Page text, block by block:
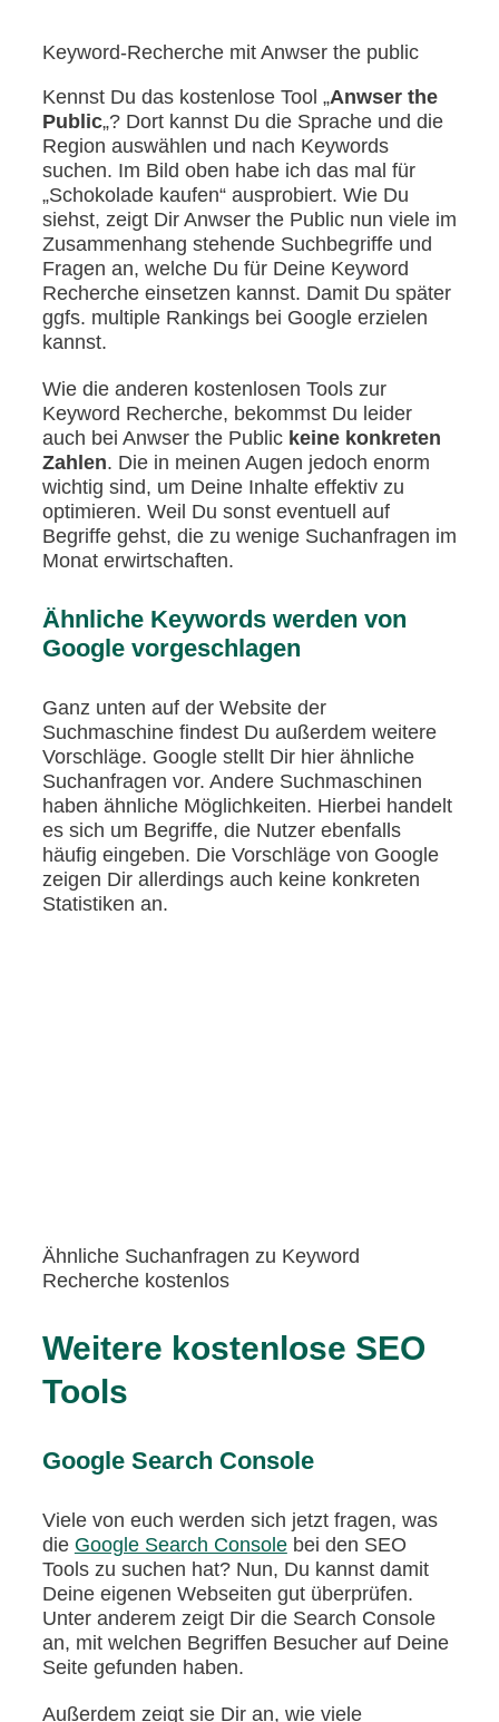
Keyword-Recherche mit Anwser the public
Kennst Du das kostenlose Tool „Anwser the
Public„? Dort kannst Du die Sprache und die
Region auswählen und nach Keywords
suchen. Im Bild oben habe ich das mal für
„Schokolade kaufen“ ausprobiert. Wie Du
siehst, zeigt Dir Anwser the Public nun viele im
Zusammenhang stehende Suchbegriffe und
Fragen an, welche Du für Deine Keyword
Recherche einsetzen kannst. Damit Du später
ggfs. multiple Rankings bei Google erzielen
kannst.
Wie die anderen kostenlosen Tools zur
Keyword Recherche, bekommst Du leider
auch bei Anwser the Public keine konkreten
Zahlen. Die in meinen Augen jedoch enorm
wichtig sind, um Deine Inhalte effektiv zu
optimieren. Weil Du sonst eventuell auf
Begriffe gehst, die zu wenige Suchanfragen im
Monat erwirtschaften.
Ähnliche Keywords werden von
Google vorgeschlagen
Ganz unten auf der Website der
Suchmaschine findest Du außerdem weitere
Vorschläge. Google stellt Dir hier ähnliche
Suchanfragen vor. Andere Suchmaschinen
haben ähnliche Möglichkeiten. Hierbei handelt
es sich um Begriffe, die Nutzer ebenfalls
häufig eingeben. Die Vorschläge von Google
zeigen Dir allerdings auch keine konkreten
Statistiken an.
Ähnliche Suchanfragen zu Keyword
Recherche kostenlos
Weitere kostenlose SEO
Tools
Google Search Console
Viele von euch werden sich jetzt fragen, was
die Google Search Consolebei den SEO
Tools zu suchen hat? Nun, Du kannst damit
Deine eigenen Webseiten gut überprüfen.
Unter anderem zeigt Dir die Search Console
an, mit welchen Begriffen Besucher auf Deine
Seite gefunden haben.
Außerdem zeigt sie Dir an, wie viele